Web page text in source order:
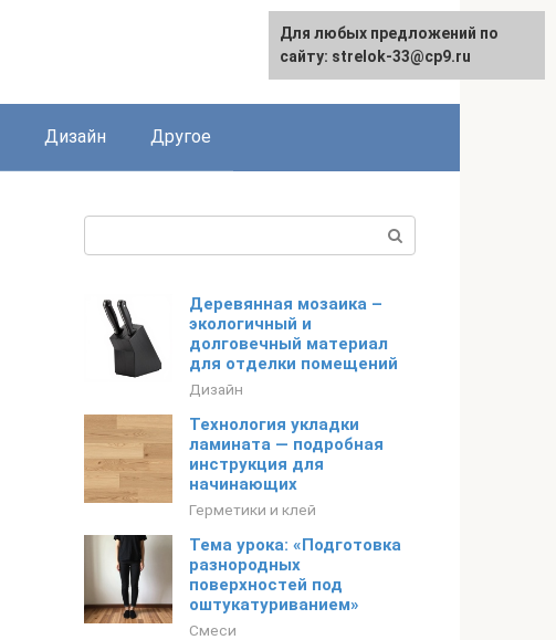
Дизайн Другое
Деревянная мозаика –
экологичный и
долговечный материал
для отделки помещений
Дизайн
Технология укладки
ламината — подробная
инструкция для
начинающих
Герметики и клей
Тема урока: «Подготовка
разнородных
поверхностей под
оштукатуриванием»
Смеси
Для любых предложений по
сайту: strelok-33@cp9.ru
Для любых предложений по
сайту: strelok-33@cp9.ru